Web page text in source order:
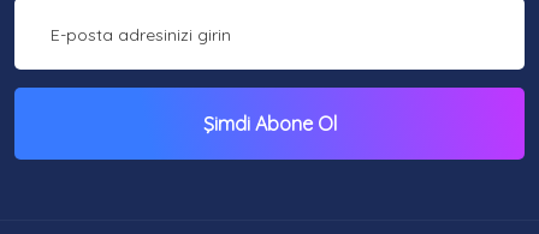
Şimdi Abone Ol